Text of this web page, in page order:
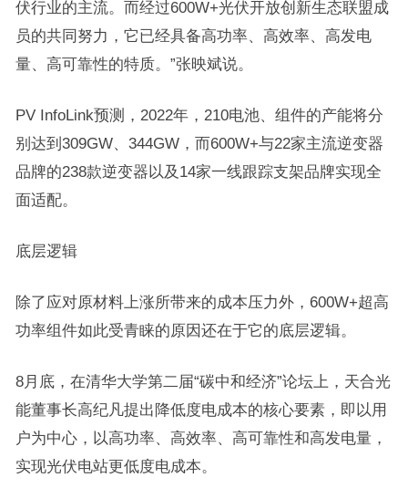
伏行业的主流。而经过600W+光伏开放创新生态联盟成
员的共同努力，它已经具备高功率、高效率、高发电
量、高可靠性的特质。”张映斌说。
PV InfoLink预测，2022年，210电池、组件的产能将分
别达到309GW、344GW，而600W+与22家主流逆变器
品牌的238款逆变器以及14家一线跟踪支架品牌实现全
面适配。
底层逻辑
除了应对原材料上涨所带来的成本压力外，600W+超高
功率组件如此受青睐的原因还在于它的底层逻辑。
8月底，在清华大学第二届“碳中和经济”论坛上，天合光
能董事长高纪凡提出降低度电成本的核心要素，即以用
户为中心，以高功率、高效率、高可靠性和高发电量，
实现光伏电站更低度电成本。